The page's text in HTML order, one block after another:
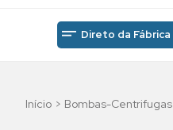
Direto da Fábrica
Bombas-Centrifugas
drenagem